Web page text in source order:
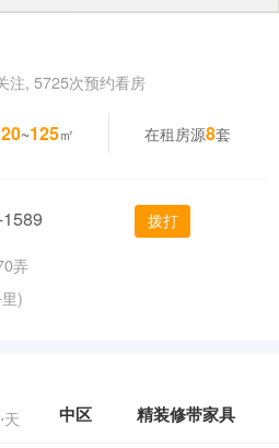
注, 5725次预约看房
20~125㎡ 在租房源8套
拨打
弄
)
天 中区 精装修带家具